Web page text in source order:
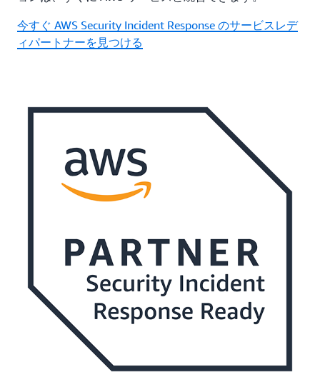
今すぐ AWS Security Incident Response のサービスレデ
ィパートナーを見つける